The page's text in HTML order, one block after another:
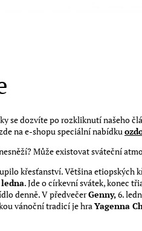
se dozvíte po rozkliknutí našeho
na e-shopu speciální nabídku
Může existovat sváteční
křesťanství. Většina etiopských
. Jde o církevní svátek, konec
denně. V předvečerGenny,6.
vánoční tradicí je hraYagenna